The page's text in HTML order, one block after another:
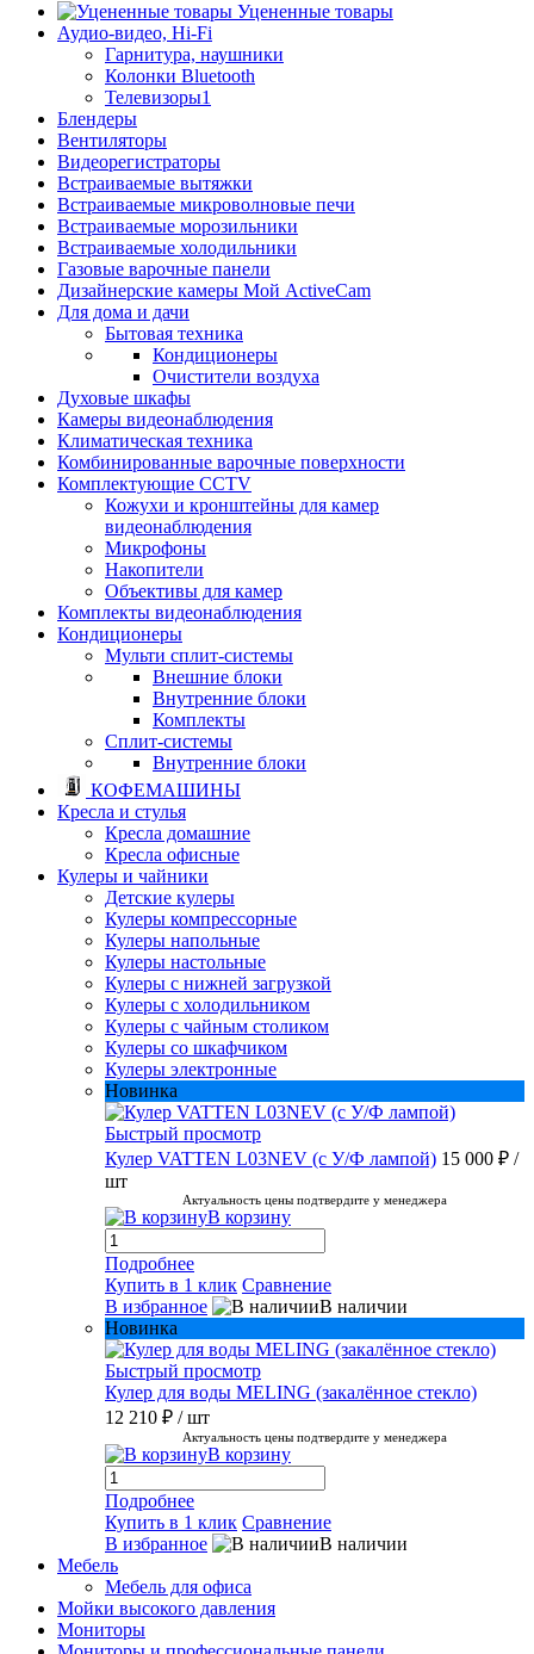
Уцененные товары
Аудио-видео, Hi-Fi
Гарнитура, наушники
Колонки Bluetooth
Телевизоры1
Блендеры
Вентиляторы
Видеорегистраторы
Встраиваемые вытяжки
Встраиваемые микроволновые печи
Встраиваемые морозильники
Встраиваемые холодильники
Газовые варочные панели
Дизайнерские камеры Мой ActiveCam
Для дома и дачи
Бытовая техника
Кондиционеры
Очистители воздуха
Духовые шкафы
Камеры видеонаблюдения
Климатическая техника
Комбинированные варочные поверхности
Комплектующие CCTV
Кожухи и кронштейны для камер
видеонаблюдения
Микрофоны
Накопители
Объективы для камер
Комплекты видеонаблюдения
Кондиционеры
Мульти сплит-системы
Внешние блоки
Внутренние блоки
Комплекты
Сплит-системы
Внутренние блоки
КОФЕМАШИНЫ
Кресла и стулья
Кресла домашние
Кресла офисные
Кулеры и чайники
Детские кулеры
Кулеры компрессорные
Кулеры напольные
Кулеры настольные
Кулеры с нижней загрузкой
Кулеры с холодильником
Кулеры с чайным столиком
Кулеры со шкафчиком
Кулеры электронные
Новинка
Быстрый просмотр
Кулер VATTEN L03NEV (с У/Ф лампой) 15 000 ₽ /
шт
Актуальность цены подтвердите у менеджера
В корзину
Подробнее
Купить в 1 клик Сравнение
В избранное
В наличии
Новинка
Быстрый просмотр
Кулер для воды MELING (закалённое стекло)
12 210 ₽ / шт
Актуальность цены подтвердите у менеджера
В корзину
Подробнее
Купить в 1 клик Сравнение
В избранное
В наличии
Мебель
Мебель для офиса
Мойки высокого давления
Мониторы